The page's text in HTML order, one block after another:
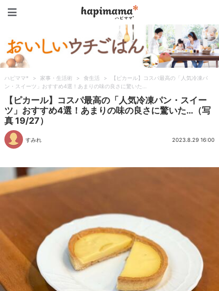
ハピママ* > 家事・生活術 > 食生活 >
【ピカール】コスパ最高の「人気冷凍パ
ン・スイーツ」おすすめ4選！あまりの味の良さに驚いた…
【ピカール】コスパ最高の「人気冷凍パン・スイー
ツ」おすすめ4選！あまりの味の良さに驚いた…（写
真 19/27）
すみれ 2023.8.29 16:00